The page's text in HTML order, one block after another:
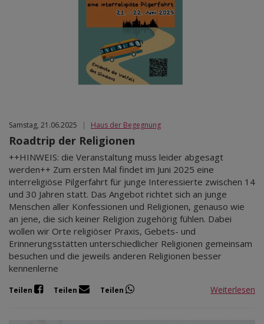
Samstag, 21.06.2025 | Haus der Begegnung
Roadtrip der Religionen
++HINWEIS: die Veranstaltung muss leider abgesagt
werden++ Zum ersten Mal findet im Juni 2025 eine
interreligiöse Pilgerfahrt für junge Interessierte zwischen 14
und 30 Jahren statt. Das Angebot richtet sich an junge
Menschen aller Konfessionen und Religionen, genauso wie
an jene, die sich keiner Religion zugehörig fühlen. Dabei
wollen wir Orte religiöser Praxis, Gebets- und
Erinnerungsstätten unterschiedlicher Religionen gemeinsam
besuchen und die jeweils anderen Religionen besser
kennenlerne
Teilen Teilen Teilen Weiterlesen